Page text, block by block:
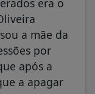
a mãe da
por
após a
a apagar